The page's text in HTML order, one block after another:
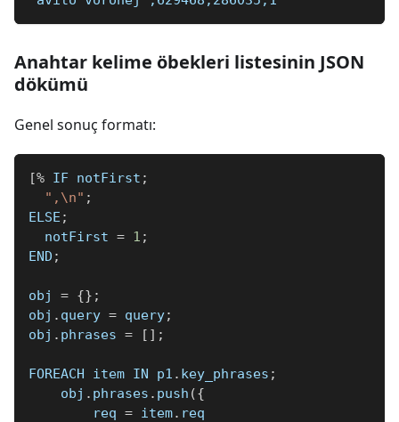
Anahtar kelime öbekleri listesinin JSON
dökümü
Genel sonuç formatı:
[% IF notFirst ;
",\n" ;
ELSE ;
  notFirst
= 1 ;
END ;
obj = {} ;
obj . query = query;
obj . phrases = [ ] ;
FOREACH item IN p1 . key_phrases ;
    obj
. phrases . push ({
        req
= item. req